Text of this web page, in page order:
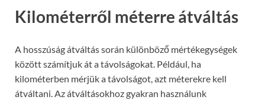
Kilométerről méterre átváltás
A hosszúság átváltás során különböző mértékegységek
között számítjuk át a távolságokat. Például, ha
kilométerben mérjük a távolságot, azt méterekre kell
átváltani. Az átváltásokhoz gyakran használunk